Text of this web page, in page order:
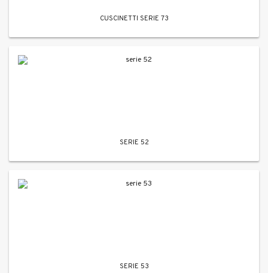
CUSCINETTI SERIE 73
SERIE 52
SERIE 53